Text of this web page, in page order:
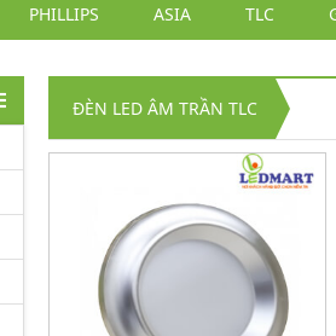
PHILLIPS ASIA TLC
ĐÈN LED ÂM TRẦN TLC